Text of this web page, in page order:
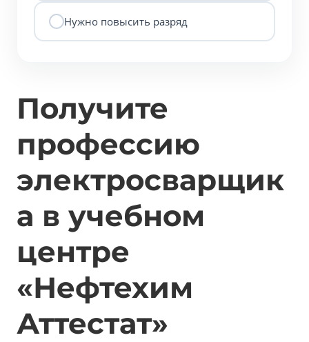
Нужно повысить разряд
Получите
профессию
электросварщик
а в учебном
центре
«Нефтехим
Аттестат»